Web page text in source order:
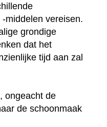
middelen vereisen.
grondige
dat het
tijd aan zal
ongeacht de
de schoonmaak